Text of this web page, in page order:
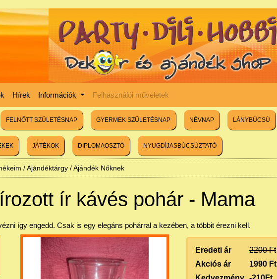
Hírek Információk
Felhasználói műveletek
FELNŐTT SZÜLETÉSNAP GYERMEK SZÜLETÉSNAP NÉVNAP LÁNYBÚCSÚ
JÁTÉKOK DIPLOMAOSZTÓ NYUGDÍJASBÚCSÚZTATÓ
/Ajándéktárgy /Ajándék Nőknek
ír kávés pohár - Mama
így engedd. Csak is egy elegáns pohárral a kezében, a többit érezni kell.
Eredeti ár
2200 Ft
Akciós ár
1990 Ft